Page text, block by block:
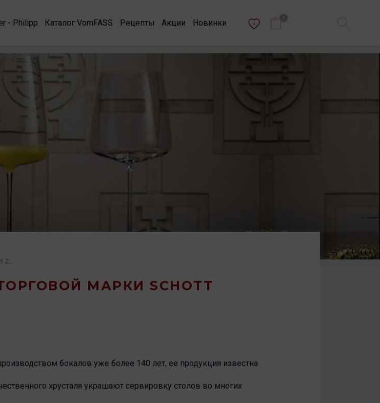
- Philipp Каталог VomFASS Рецепты Акции Новинки 0
МАРКИ SCHOTT
Бокалы от немецкой торговой марки Schott Zwiesel
бокалов уже более 140 лет, ее продукция известна
хрусталя украшают сервировку столов во многих